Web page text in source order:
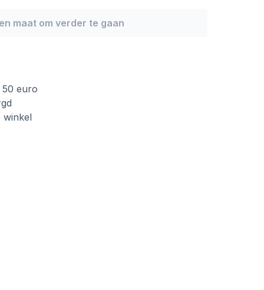
maat om verder te gaan
50 euro
winkel